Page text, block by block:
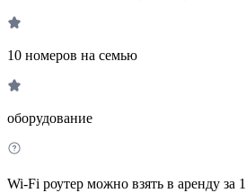
10 номеров на семью
оборудование
Wi-Fi роутер можно взять в аренду за